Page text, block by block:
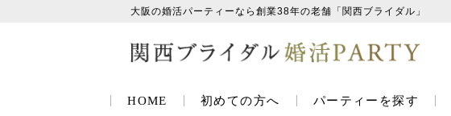
大阪の婚活パーティーなら創業38年の老舗「関西ブライダル」
HOME 初めての方へ パーティーを探す